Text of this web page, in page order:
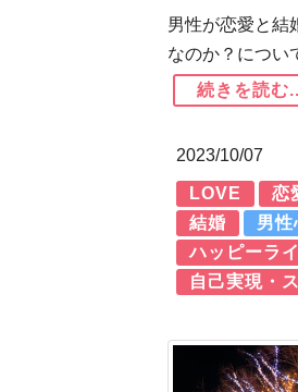
男性が恋愛と結
なのか？につい
続きを読む
2023/10/07
LOVE 恋
結婚
男性
ハッピーラ
自己実現・